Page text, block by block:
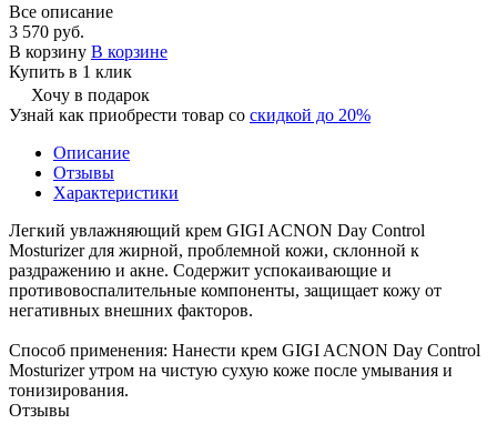
Все описание
3 570 руб.
В корзину В корзине
Купить в 1 клик
Хочу в подарок
Узнай как приобрести товар со скидкой до 20%
Описание
Отзывы
Характеристики
Легкий увлажняющий крем GIGI ACNON Day Control
Mosturizer для жирной, проблемной кожи, склонной к
раздражению и акне. Содержит успокаивающие и
противовоспалительные компоненты, защищает кожу от
негативных внешних факторов.
Способ применения: Нанести крем GIGI ACNON Day Control
Mosturizer утром на чистую сухую коже после умывания и
тонизирования.
Отзывы